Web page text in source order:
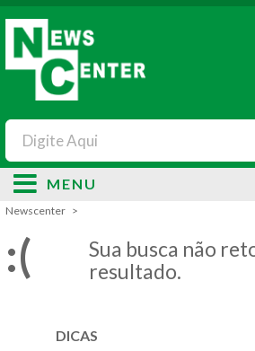
MENU
Newscenter
:(
Sua busca não
resultado.
DICAS